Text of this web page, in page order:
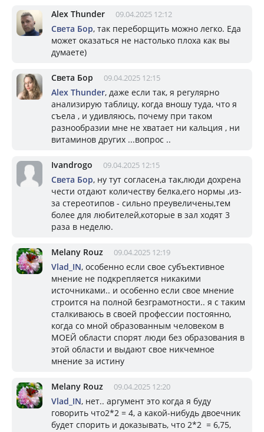
Alex Thunder 09.04.2025 12:12
Света Бор, так переборщить можно легко. Еда
может оказаться не настолько плоха как вы
думаете)
Света Бор 09.04.2025 12:15
Alex Thunder, даже если так, я регулярно
анализирую таблицу, когда вношу туда, что я
съела , и удивляюсь, почему при таком
разнообразии мне не хватает ни кальция , ни
витаминов других ...вопрос ..
Ivandrogo 09.04.2025 12:15
Света Бор, ну тут согласен,а так,люди дохрена
чести отдают количеству белка,его нормы ,из-
за стереотипов - сильно преувеличены,тем
более для любителей,которые в зал ходят 3
раза в неделю.
Melany Rouz 09.04.2025 12:19
Vlad_IN, особенно если свое субъективное
мнение не подкрепляется никакими
источниками.. и особенно если свое мнение
строится на полной безграмотности.. я с таким
сталкиваюсь в своей профессии постоянно,
когда со мной образованным человеком в
МОЕЙ области спорят люди без образования в
этой области и выдают свое никчемное
мнение за истину
Melany Rouz 09.04.2025 12:20
Vlad_IN, нет.. аргумент это когда я буду
говорить что2*2 = 4, а какой-нибудь двоечник
будет спорить и доказывать, что 2*2 = 6,75,